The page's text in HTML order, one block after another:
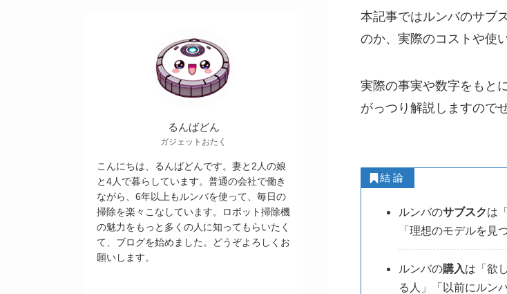
本記事ではルンバのサブ
のか、実際のコストや使
実際の事実や数字をもとに
がっつり解説しますので
結 論
ルンバのサブスクは
「理想のモデルを見
ルンバの購入は「欲
る人」「以前にルン
るんばどん
ガジェットおたく
こんにちは、るんばどんです。妻と2人の娘
と4人で暮らしています。普通の会社で働き
ながら、6年以上もルンバを使って、毎日の
掃除を楽々こなしています。ロボット掃除機
の魅力をもっと多くの人に知ってもらいたく
て、ブログを始めました。どうぞよろしくお
願いします。